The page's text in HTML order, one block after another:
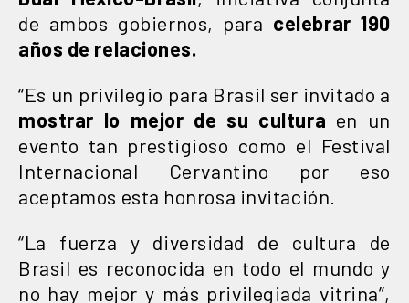
de ambos gobiernos, para celebrar 190
años de relaciones.
“Es un privilegio para Brasil ser invitado a
mostrar lo mejor de su cultura en un
evento tan prestigioso como el Festival
Internacional Cervantino por eso
aceptamos esta honrosa invitación.
“La fuerza y diversidad de cultura de
Brasil es reconocida en todo el mundo y
no hay mejor y más privilegiada vitrina”,